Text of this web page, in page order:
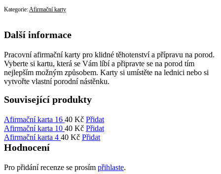
množství
Kategorie: Afirmační karty
Další informace
Pracovní afirmační karty pro klidné těhotenství a přípravu na porod.
Vyberte si kartu, která se Vám líbí a připravte se na porod tím
nejlepším možným způsobem. Karty si umístěte na lednici nebo si
vytvořte vlastní porodní nástěnku.
Související produkty
Afirmační karta 16 40 Kč Přidat
Afirmační karta 10 40 Kč Přidat
Afirmační karta 4 40 Kč Přidat
Hodnocení
Pro přidání recenze se prosím přihlaste.